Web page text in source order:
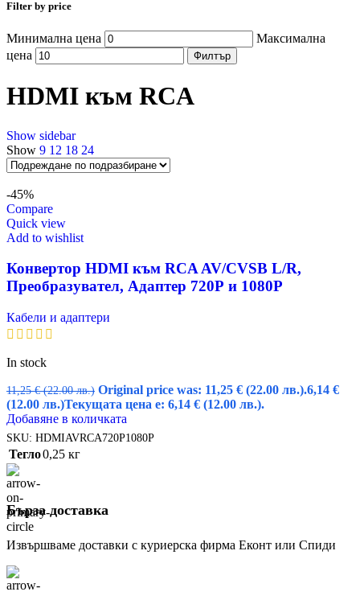
Filter by price
Минимална цена
Максимална
цена
Филтър
HDMI към RCA
Show sidebar
Show 9 12 18 24
-45%
Compare
Quick view
Add to wishlist
Конвертор HDMI към RCA AV/CVSB L/R,
Преобразувател, Адаптер 720Р и 1080Р
Кабели и адаптери
In stock
11,25€ (22.00 лв.) Original price was: 11,25 € (22.00 лв.).6,14 €
(12.00 лв.)Текущата цена е: 6,14 € (12.00 лв.).
Добавяне в количката
SKU: HDMIAVRCA720Р1080Р
Тегло0,25 кг
Бърза доставка
Извършваме доставки с куриерска фирма Еконт или Спиди